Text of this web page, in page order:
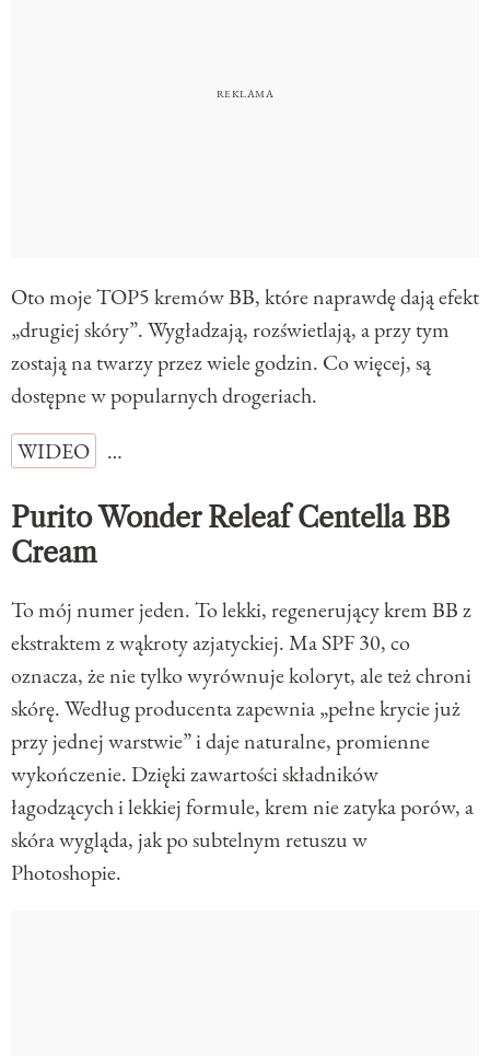
Oto moje TOP5 kremów BB, które naprawdę dają efekt
„drugiej skóry”. Wygładzają, rozświetlają, a przy tym
zostają na twarzy przez wiele godzin. Co więcej, są
dostępne w popularnych drogeriach.
WIDEO
…
Purito Wonder Releaf Centella BB
Cream
To mój numer jeden. To lekki, regenerujący krem BB z
ekstraktem z wąkroty azjatyckiej. Ma SPF 30, co
oznacza, że nie tylko wyrównuje koloryt, ale też chroni
skórę. Według producenta zapewnia „pełne krycie już
przy jednej warstwie” i daje naturalne, promienne
wykończenie. Dzięki zawartości składników
łagodzących i lekkiej formule, krem nie zatyka porów, a
skóra wygląda, jak po subtelnym retuszu w
Photoshopie.